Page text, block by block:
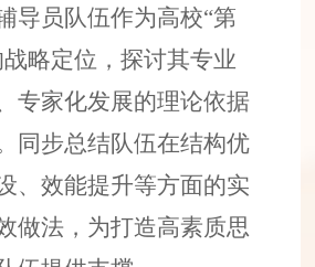
导员队伍作为高校“第
战略定位，探讨其专业
专家化发展的理论依据
同步总结队伍在结构优
、效能提升等方面的实
做法，为打造高素质思